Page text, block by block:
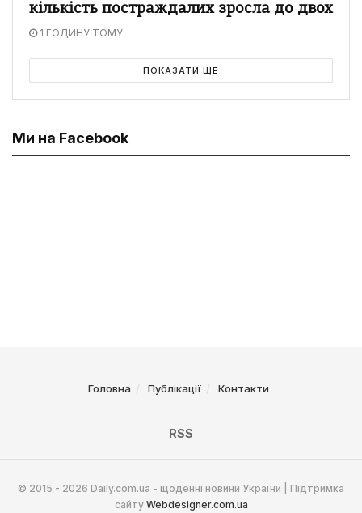
кількість постраждалих зросла до двох
1 ГОДИНУ ТОМУ
ПОКАЗАТИ ЩЕ
Ми на Facebook
Головна Публікації Контакти
RSS
© 2015 - 2026 Daily.com.ua - щоденні новини України | Підтримка
сайту Webdesigner.com.ua